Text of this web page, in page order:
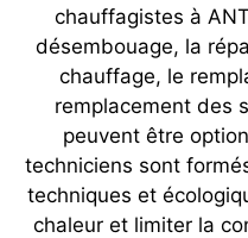
chauffagistes à
désembouage, la
chauffage, le
remplacement des
peuvent être
techniciens sont
techniques et
chaleur et limiter la